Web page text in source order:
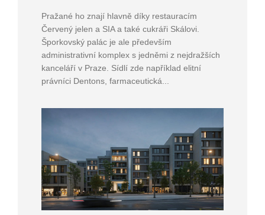
Pražané ho znají hlavně díky restauracím
Červený jelen a SIA a také cukráři Skálovi.
Šporkovský palác je ale především
administrativní komplex s jedněmi z nejdražších
kanceláří v Praze. Sídlí zde například elitní
právníci Dentons, farmaceutická...